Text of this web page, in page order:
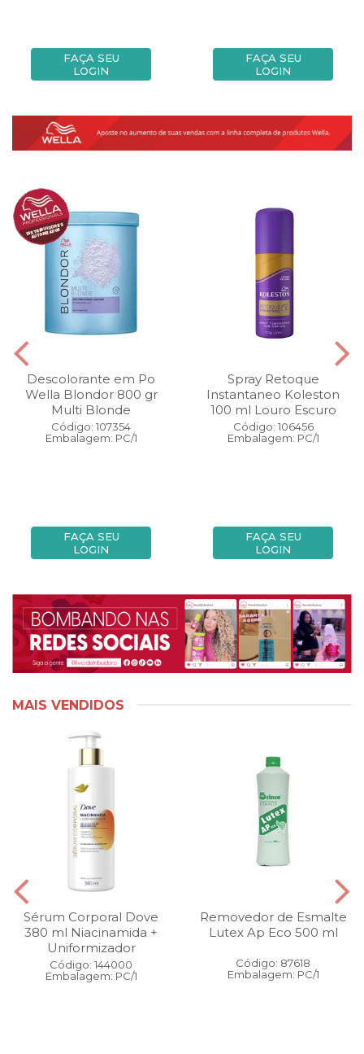
FAÇA SEU
LOGIN
FAÇA SEU
LOGIN
Descolorante em Po
Wella Blondor 800 gr
Multi Blonde
Código: 107354
Embalagem: PC/1
FAÇA SEU
LOGIN
Spray Retoque
Instantaneo Koleston
100 ml Louro Escuro
Código: 106456
Embalagem: PC/1
FAÇA SEU
LOGIN
MAIS VENDIDOS
Sérum Corporal Dove
380 ml Niacinamida +
Uniformizador
Código: 144000
Embalagem: PC/1
Removedor de Esmalte
Lutex Ap Eco 500 ml
Código: 87618
Embalagem: PC/1